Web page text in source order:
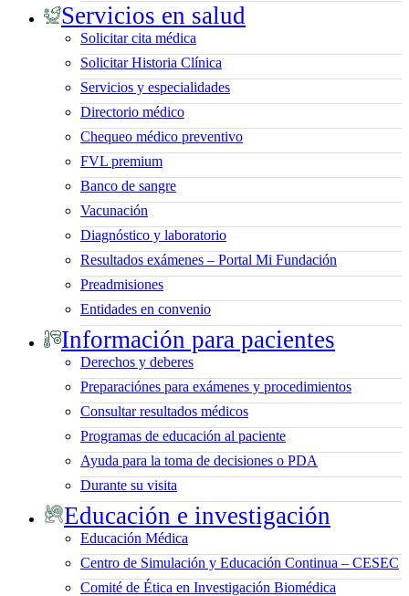
Servicios en salud
Solicitar cita médica
Solicitar Historia Clínica
Servicios y especialidades
Directorio médico
Chequeo médico preventivo
FVL premium
Banco de sangre
Vacunación
Diagnóstico y laboratorio
Resultados exámenes – Portal Mi Fundación
Preadmisiones
Entidades en convenio
Información para pacientes
Derechos y deberes
Preparaciónes para exámenes y procedimientos
Consultar resultados médicos
Programas de educación al paciente
Ayuda para la toma de decisiones o PDA
Durante su visita
Educación e investigación
Educación Médica
Centro de Simulación y Educación Continua – CESEC
Comité de Ética en Investigación Biomédica